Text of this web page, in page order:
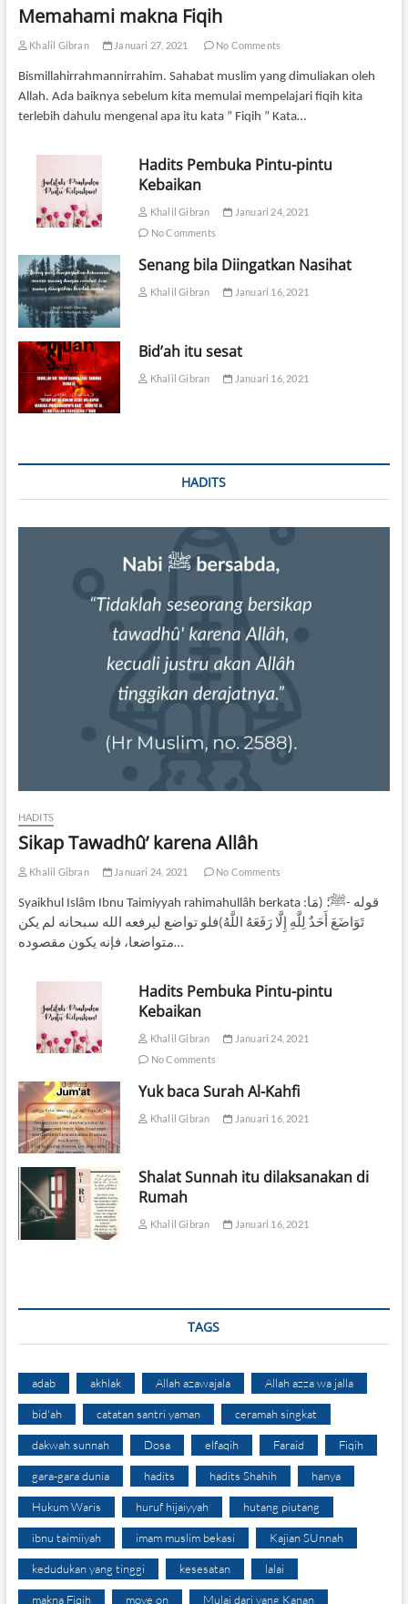
Memahami makna Fiqih
Khalil Gibran Januari 27, 2021 No Comments
Bismillahirrahmannirrahim. Sahabat muslim yang dimuliakan oleh
Allah. Ada baiknya sebelum kita memulai mempelajari fiqih kita
terlebih dahulu mengenal apa itu kata ” Fiqih ” Kata…
Hadits Pembuka Pintu-pintu
Kebaikan
Khalil Gibran
Januari 24, 2021
No Comments
Senang bila Diingatkan Nasihat
Khalil Gibran Januari 16, 2021
Bid’ah itu sesat
Khalil Gibran Januari 16, 2021
HADITS
HADITS
Sikap Tawadhû’ karena Allâh
Khalil Gibran Januari 24, 2021 No Comments
Syaikhul Islâm Ibnu Taimiyyah rahimahullâh berkata :ﻗﻮﻟﻪ -ﷺ:َ (ﻣَﺎ
ﺗَﻮَﺍﺿَﻊَ ﺃَﺣَﺪٌ ﻟِﻠَّﻪِ ﺇِﻟَّﺎ ﺭَﻓَﻌَﻪُ ﺍﻟﻠَّﻪُ)ﻓﻠﻮ ﺗﻮﺍﺿﻊ ﻟﻴﺮﻓﻌﻪ ﺍﻟﻠﻪ ﺳﺒﺤﺎﻧﻪ ﻟﻢ ﻳﻜﻦ
ﻣﺘﻮﺍﺿﻌﺎ، ﻓﺈﻧﻪ ﻳﻜﻮﻥ ﻣﻘﺼﻮﺩﻩ…
Hadits Pembuka Pintu-pintu
Kebaikan
Khalil Gibran
Januari 24, 2021
No Comments
Yuk baca Surah Al-Kahfi
Khalil Gibran Januari 16, 2021
Shalat Sunnah itu dilaksanakan di
Rumah
Khalil Gibran Januari 16, 2021
TAGS
adab akhlak Allah azawajala Allah azza wa jalla
bid'ah catatan santri yaman ceramah singkat
dakwah sunnah Dosa elfaqih Faraid Fiqih
gara-gara dunia hadits hadits Shahih hanya
Hukum Waris huruf hijaiyyah hutang piutang
ibnu taimiiyah imam muslim bekasi Kajian SUnnah
kedudukan yang tinggi kesesatan lalai
makna Fiqih move on Mulai dari yang Kanan